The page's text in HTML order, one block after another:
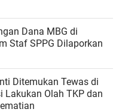
Dana MBG di
Staf SPPG Dilaporkan
Ditemukan Tewas di
Lakukan Olah TKP dan